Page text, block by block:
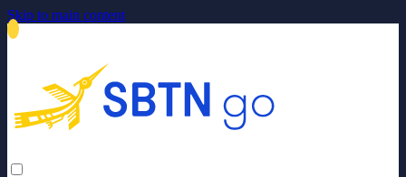
Skip to main content